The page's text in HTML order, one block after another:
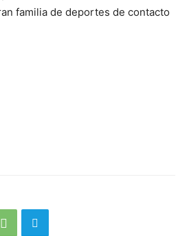
familia de deportes de contacto